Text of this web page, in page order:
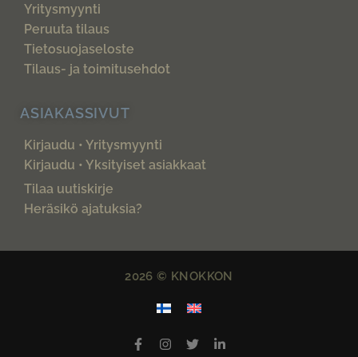
Yritysmyynti
Peruuta tilaus
Tietosuojaseloste
Tilaus- ja toimitusehdot
ASIAKASSIVUT
Kirjaudu • Yritysmyynti
Kirjaudu • Yksityiset asiakkaat
Tilaa uutiskirje
Heräsikö ajatuksia?
2026 © KNOKKON